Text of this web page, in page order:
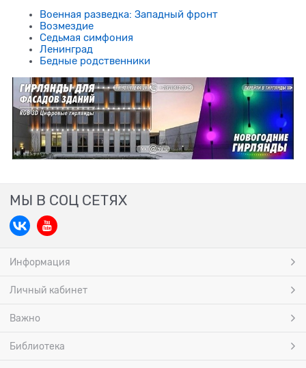
Военная разведка: Западный фронт
Возмездие
Седьмая симфония
Ленинград
Бедные родственники
МЫ В СОЦ СЕТЯХ
Информация
Личный кабинет
Важно
Библиотека